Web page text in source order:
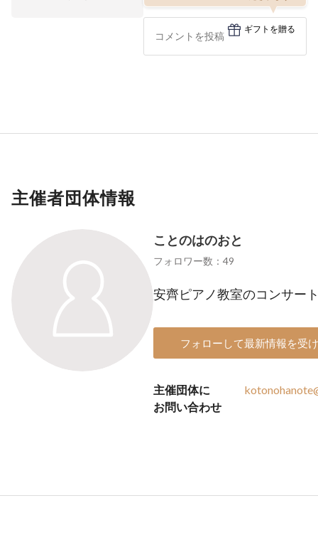
ギフトを贈る
主催者団体情報
ことのはのおと
フォロワー数：49
安齊ピアノ教室のコンサー
フォローして最新情報を受
主催団体に
お問い合わせ